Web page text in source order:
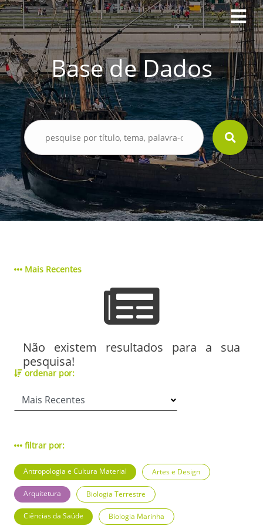
Base de Dados
Mais Recentes
Não existem resultados para a sua
pesquisa!
ordenar por:
filtrar por:
Antropologia e Cultura Material Artes e Design
Arquitetura Biologia Terrestre
Ciências da Saúde Biologia Marinha